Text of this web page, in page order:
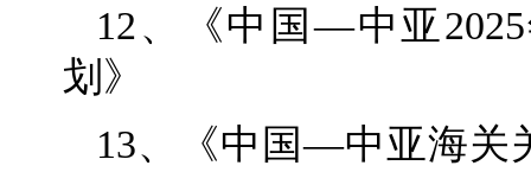
12、《中国—中亚
划》
13、《中国—中亚海关